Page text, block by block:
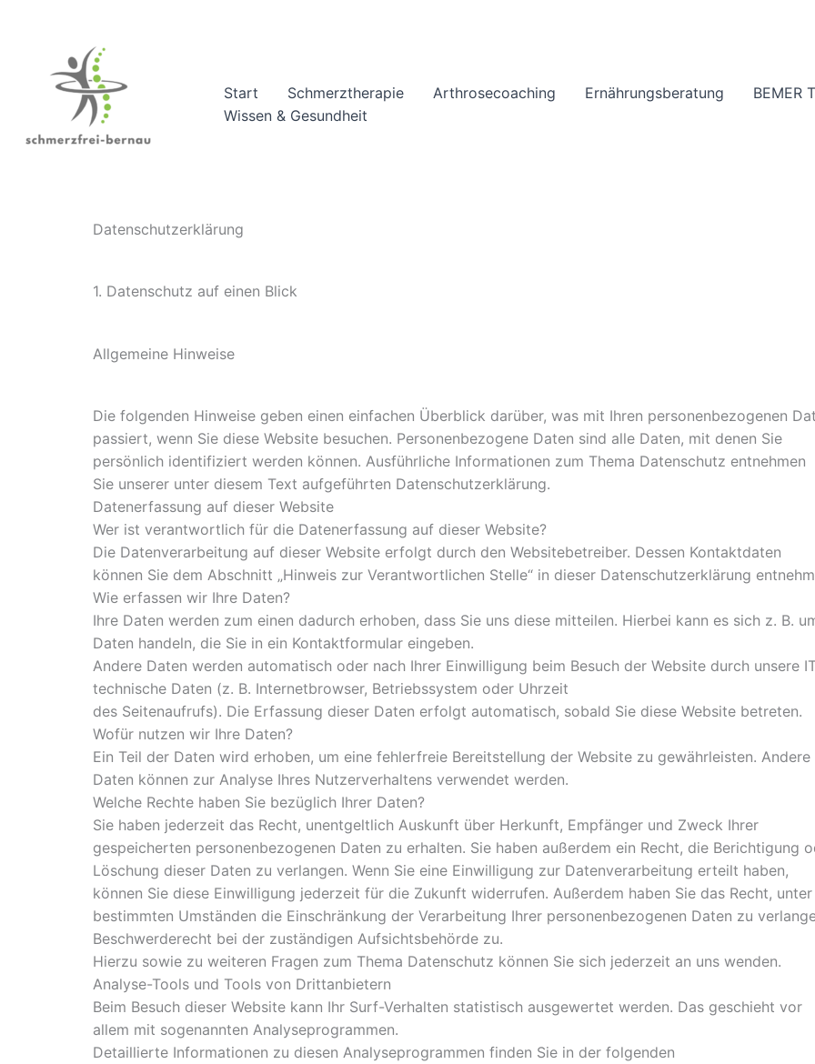
Start Schmerztherapie Arthrosecoaching Ernährungsberatung BEMER
Wissen & Gesundheit
Datenschutzerklärung
1. Datenschutz auf einen Blick
Allgemeine Hinweise
Die folgenden Hinweise geben einen einfachen Überblick darüber, was mit Ihren personenbezogenen
passiert, wenn Sie diese Website besuchen. Personenbezogene Daten sind alle Daten, mit denen Sie
persönlich identifiziert werden können. Ausführliche Informationen zum Thema Datenschutz entnehmen
Sie unserer unter diesem Text aufgeführten Datenschutzerklärung.
Datenerfassung auf dieser Website
Wer ist verantwortlich für die Datenerfassung auf dieser Website?
Die Datenverarbeitung auf dieser Website erfolgt durch den Websitebetreiber. Dessen Kontaktdaten
können Sie dem Abschnitt „Hinweis zur Verantwortlichen Stelle“ in dieser Datenschutzerklärung
Wie erfassen wir Ihre Daten?
Ihre Daten werden zum einen dadurch erhoben, dass Sie uns diese mitteilen. Hierbei kann es sich z. B.
Daten handeln, die Sie in ein Kontaktformular eingeben.
Andere Daten werden automatisch oder nach Ihrer Einwilligung beim Besuch der Website durch unsere
technische Daten (z. B. Internetbrowser, Betriebssystem oder Uhrzeit
des Seitenaufrufs). Die Erfassung dieser Daten erfolgt automatisch, sobald Sie diese Website betreten.
Wofür nutzen wir Ihre Daten?
Ein Teil der Daten wird erhoben, um eine fehlerfreie Bereitstellung der Website zu gewährleisten. Andere
Daten können zur Analyse Ihres Nutzerverhaltens verwendet werden.
Welche Rechte haben Sie bezüglich Ihrer Daten?
Sie haben jederzeit das Recht, unentgeltlich Auskunft über Herkunft, Empfänger und Zweck Ihrer
gespeicherten personenbezogenen Daten zu erhalten. Sie haben außerdem ein Recht, die Berichtigung
Löschung dieser Daten zu verlangen. Wenn Sie eine Einwilligung zur Datenverarbeitung erteilt haben,
können Sie diese Einwilligung jederzeit für die Zukunft widerrufen. Außerdem haben Sie das Recht, unter
bestimmten Umständen die Einschränkung der Verarbeitung Ihrer personenbezogenen Daten zu
Beschwerderecht bei der zuständigen Aufsichtsbehörde zu.
Hierzu sowie zu weiteren Fragen zum Thema Datenschutz können Sie sich jederzeit an uns wenden.
Analyse-Tools und Tools von Drittanbietern
Beim Besuch dieser Website kann Ihr Surf-Verhalten statistisch ausgewertet werden. Das geschieht vor
allem mit sogenannten Analyseprogrammen.
Detaillierte Informationen zu diesen Analyseprogrammen finden Sie in der folgenden